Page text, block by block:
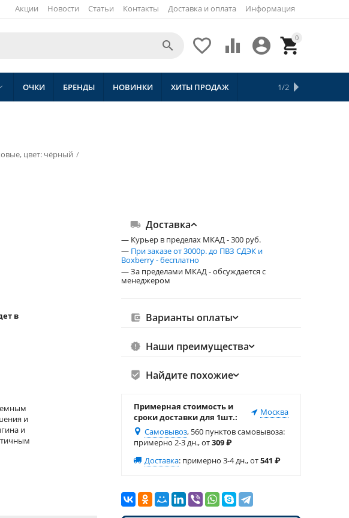
Акции Новости Статьи Контакты Доставка и оплата Информация
0


 

ОЧКИ БРЕНДЫ НОВИНКИ ХИТЫ ПРОДАЖ ТОВАРЫ С БЕСПЛАТНОЙ
1/2
цвет: чёрный /
в
и
и
Доставка
— Курьер в пределах МКАД - 300 руб.
— При заказе от 3000р. до ПВЗ СДЭК и
Boxberry - бесплатно
— За пределами МКАД - обсуждается с
менеджером
Варианты оплаты
Наши преимущества
Найдите похожие
Примерная стоимость и
сроки доставки для 1шт.:
Москва
Самовывоз, 560 пунктов самовывоза:
примерно 2-3 дн., от309₽
Доставка: примерно 3-4 дн., от541 ₽